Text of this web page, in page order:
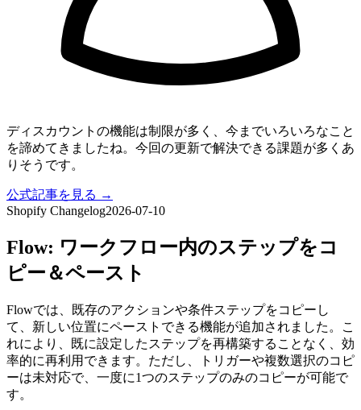
ディスカウントの機能は制限が多く、今までいろいろなこと
を諦めてきましたね。今回の更新で解決できる課題が多くあ
りそうです。
公式記事を見る →
Shopify Changelog2026-07-10
Flow: ワークフロー内のステップをコ
ピー＆ペースト
Flowでは、既存のアクションや条件ステップをコピーし
て、新しい位置にペーストできる機能が追加されました。こ
れにより、既に設定したステップを再構築することなく、効
率的に再利用できます。ただし、トリガーや複数選択のコピ
ーは未対応で、一度に1つのステップのみのコピーが可能で
す。